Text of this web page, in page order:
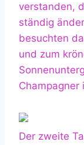
verstanden,
ständig
besuchten
und zum
Champagner
Der zweite